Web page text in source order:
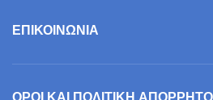
ΕΠΙΚΟΙΝΩΝΊΑ